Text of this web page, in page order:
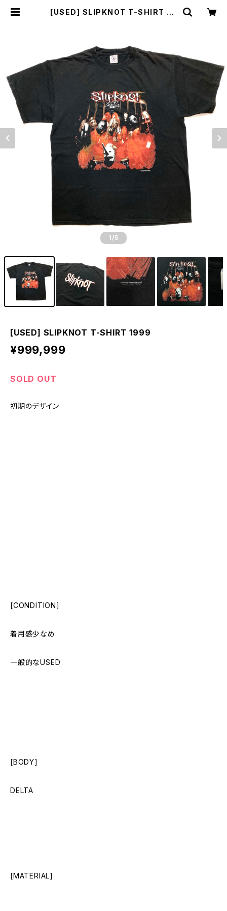
[USED] SLIPKNOT T-SHIRT 19
1 /5
[USED] SLIPKNOT T-SHIRT 1999
¥999,999
SOLD OUT
初期のデザイン
[CONDITION]
着用感少なめ
一般的なUSED
[BODY]
DELTA
[MATERIAL]